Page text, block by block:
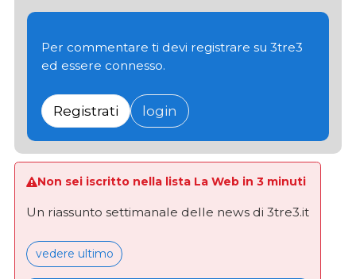
Per commentare ti devi registrare su 3tre3
ed essere connesso.
Registrati login
Non sei iscritto nella lista La Web in 3 minuti
Un riassunto settimanale delle news di 3tre3.it
vedere ultimo